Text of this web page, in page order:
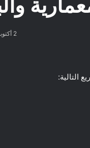
2 أكتوبر، 2022
التالية: